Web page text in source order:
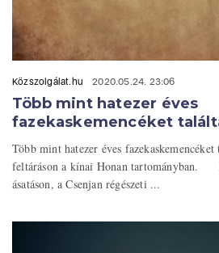
Közszolgálat.hu 2020.05.24. 23:06
Több mint hatezer éves
fazekaskemencéket
Több mint hatezer éves
feltáráson a kínai Honan tartományban.
ásatáson, a Csenjan régészeti ...